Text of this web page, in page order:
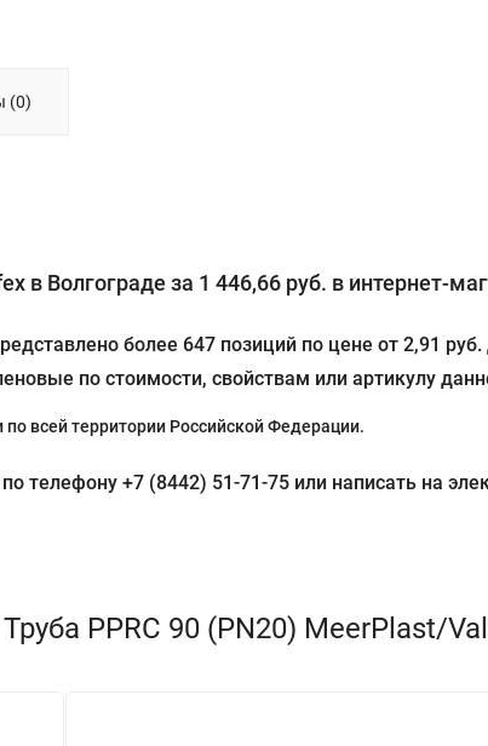
(0)
в Волгограде за 1 446,66 руб. в интернет-
более 647 позиций по цене от 2,91
по стоимости, свойствам или артикулу
всей территории Российской Федерации.
телефону +7 (8442) 51-71-75 или написать на
PPRC 90 (PN20) MeerPlast/